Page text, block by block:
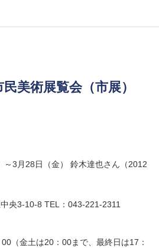
美術展覧会（市展）
～3月28日（金） 鈴木達也さん（2012
央3-10-8 TEL：043-221-2311
（金土は20：00まで、最終日は17：